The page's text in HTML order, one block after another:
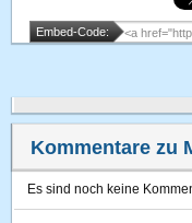
Embed-Code:
Kommentare zu
Es sind noch keine